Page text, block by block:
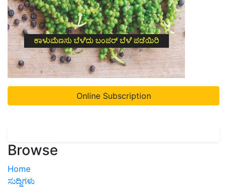
Online Subscription
Browse
Home
ಸುದ್ದಿಗಳು